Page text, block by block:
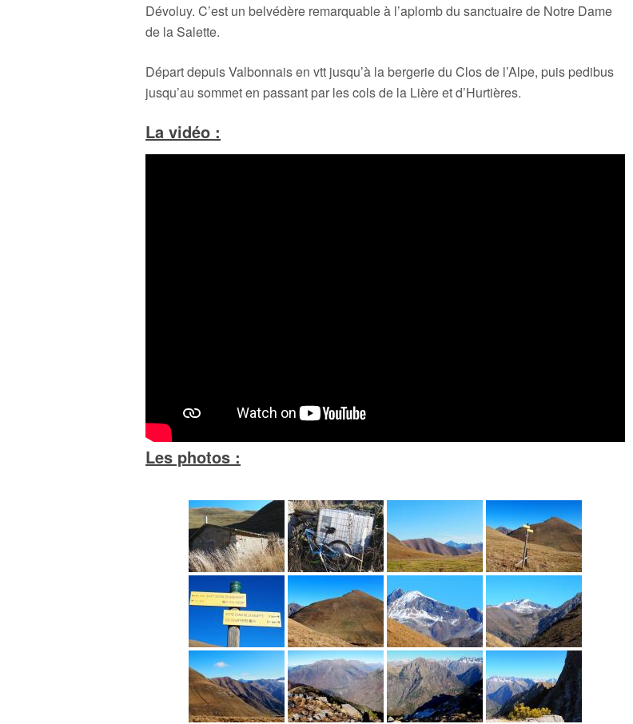
Dévoluy. C’est un belvédère remarquable à l’aplomb du sanctuaire de Notre Dame
de la Salette.
Départ depuis Valbonnais en vtt jusqu’à la bergerie du Clos de l’Alpe, puis pedibus
jusqu’au sommet en passant par les cols de la Lière et d’Hurtières.
La vidéo :
Les photos :